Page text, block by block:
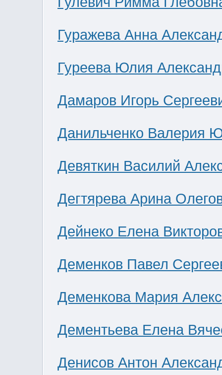
Гуражева Анна
Гуреева Юлия
Дамаров Игорь
Данильченко Валерия
Девяткин Василий
Дегтярева Арина
Дейнеко Елена
Деменков Павел
Деменкова Мария
Дементьева Елена
Денисов Антон